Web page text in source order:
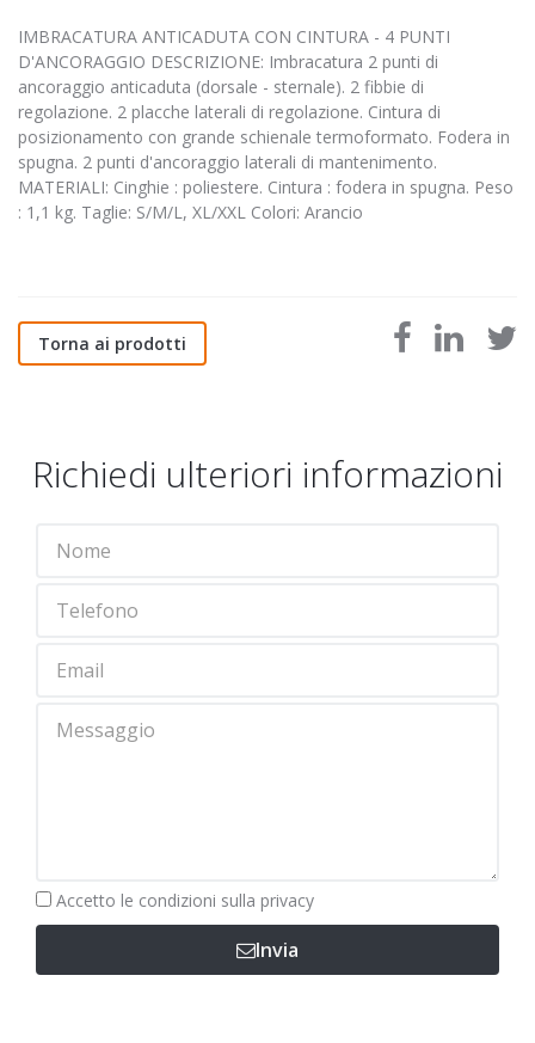
IMBRACATURA ANTICADUTA CON CINTURA - 4 PUNTI
D'ANCORAGGIO DESCRIZIONE: Imbracatura 2 punti di
ancoraggio anticaduta (dorsale - sternale). 2 fibbie di
regolazione. 2 placche laterali di regolazione. Cintura di
posizionamento con grande schienale termoformato. Fodera in
spugna. 2 punti d'ancoraggio laterali di mantenimento.
MATERIALI: Cinghie : poliestere. Cintura : fodera in spugna. Peso
: 1,1 kg. Taglie: S/M/L, XL/XXL Colori: Arancio
Torna ai prodotti
Richiedi ulteriori informazioni
Obbligatorio
Accetto le condizioni sulla privacy
Invia